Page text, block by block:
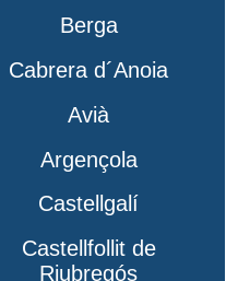
Berga
Cabrera d´Anoia
Avià
Argençola
Castellgalí
Castellfollit de
Riubregós